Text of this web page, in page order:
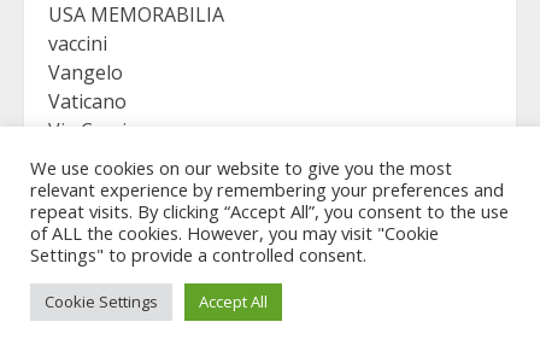
USA MEMORABILIA
vaccini
Vangelo
Vaticano
Via Crucis
VICTORY
Viganò
Copyright © Revelation Virgo - All rights reserved.
We use cookies on our website to give you the most
relevant experience by remembering your preferences and
repeat visits. By clicking “Accept All”, you consent to the use
of ALL the cookies. However, you may visit "Cookie
Settings" to provide a controlled consent.
Cookie Settings Accept All